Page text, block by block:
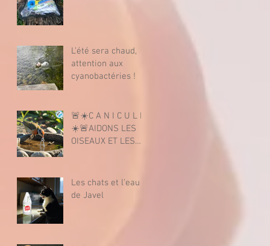
L’été sera chaud,
attention aux
cyanobactéries !
🚨☀️C A N I C U L E
☀️🚨AIDONS LES
OISEAUX ET LES
Les chats et l’eau
de Javel